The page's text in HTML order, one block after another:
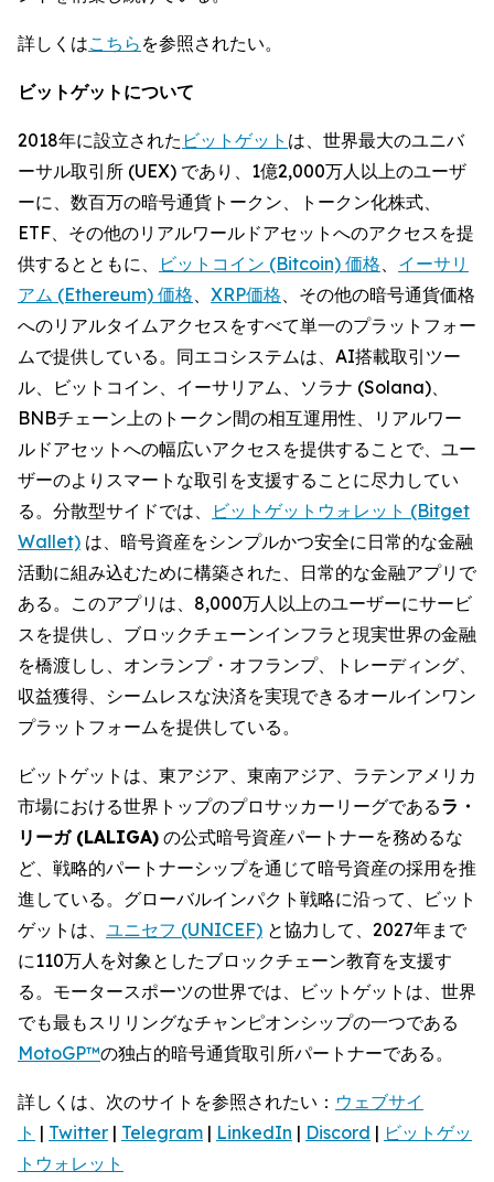
詳しくはこちら を参照されたい。
ビットゲットについて
2018年に設立された ビットゲット は、世界最大のユニバ
ーサル取引所 (UEX) であり、1億2,000万人以上のユーザ
ーに、数百万の暗号通貨トークン、トークン化株式、
ETF、その他のリアルワールドアセットへのアクセスを提
供するとともに、
ビットコイン (Bitcoin) 価格、 イーサリ
アム (Ethereum) 価格、 XRP価格、その他の暗号通貨価格
へのリアルタイムアクセスをすべて単一のプラットフォー
ムで提供している。同エコシステムは、AI搭載取引ツー
ル、ビットコイン、イーサリアム、ソラナ (Solana)、
BNBチェーン上のトークン間の相互運用性、リアルワー
ルドアセットへの幅広いアクセスを提供することで、ユー
ザーのよりスマートな取引を支援することに尽力してい
る。分散型サイドでは、
ビットゲットウォレット (Bitget
Wallet) は、暗号資産をシンプルかつ安全に日常的な金融
活動に組み込むために構築された、日常的な金融アプリで
ある。このアプリは、8,000万人以上のユーザーにサービ
スを提供し、ブロックチェーンインフラと現実世界の金融
を橋渡しし、オンランプ・オフランプ、トレーディング、
収益獲得、シームレスな決済を実現できるオールインワン
プラットフォームを提供している。
ビットゲットは、東アジア、東南アジア、ラテンアメリカ
市場における世界トップのプロサッカーリーグであるラ・
リーガ (LALIGA) の公式暗号資産パートナーを務めるな
ど、戦略的パートナーシップを通じて暗号資産の採用を推
進している。グローバルインパクト戦略に沿って、ビット
ゲットは、 ユニセフ (UNICEF) と協力して、2027年まで
に110万人を対象としたブロックチェーン教育を支援す
る。モータースポーツの世界では、ビットゲットは、世界
でも最もスリリングなチャンピオンシップの一つである
MotoGP™の独占的暗号通貨取引所パートナーである。
詳しくは、次のサイトを参照されたい： ウェブサイ
ト | Twitter | Telegram | LinkedIn | Discord | ビットゲッ
トウォレット